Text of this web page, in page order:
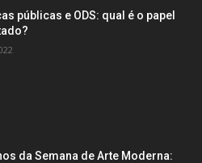
públicas e ODS: qual é o papel
da Semana de Arte Moderna: